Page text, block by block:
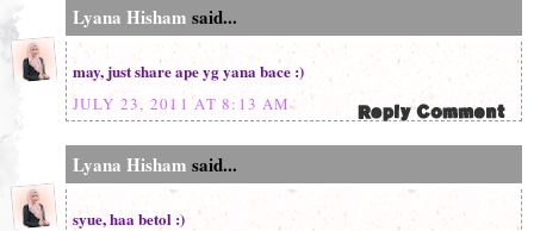
Lyana Hisham said...
may, just share ape yg yana bace :)
JULY 23, 2011 AT 8:13 AM
Lyana Hisham said...
syue, haa betol :)